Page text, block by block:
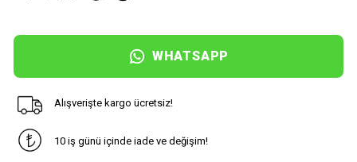
WHATSAPP
Alışverişte kargo ücretsiz!
10 iş günü içinde iade ve değişim!